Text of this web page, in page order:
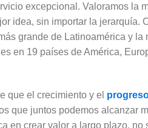
excepcional. Valoramos la
idea, sin importar la jerarquía.
grande de Latinoamérica y
en 19 países de América,
que el crecimiento y el
que juntos podemos alcanzar
en crear valor a largo plazo,